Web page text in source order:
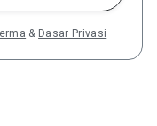
& Dasar Privasi